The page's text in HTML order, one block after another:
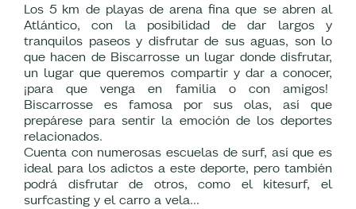
Los 5 km de playas de arena fina que se abren al
Atlántico, con la posibilidad de dar largos y
tranquilos paseos y disfrutar de sus aguas, son lo
que hacen de Biscarrosse un lugar donde disfrutar,
un lugar que queremos compartir y dar a conocer,
¡para que venga en familia o con amigos!
Biscarrosse es famosa por sus olas, así que
prepárese para sentir la emoción de los deportes
relacionados.
Cuenta con numerosas escuelas de surf, así que es
ideal para los adictos a este deporte, pero también
podrá disfrutar de otros, como el kitesurf, el
surfcasting y el carro a vela...